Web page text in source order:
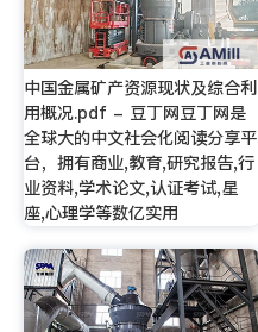
中国金属矿产资源现状及综合利
用概况.pdf - 豆丁网豆丁网是
全球大的中文社会化阅读分享平
台，拥有商业,教育,研究报告,行
业资料,学术论文,认证考试,星
座,心理学等数亿实用